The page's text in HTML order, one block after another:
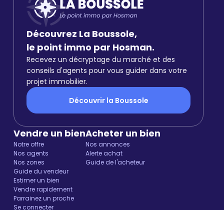
Découvrez La Boussole,
le point immo par Hosman.
Recevez un décryptage du marché et des
conseils d'agents pour vous guider dans votre
projet immobilier.
Découvrir la Boussole
Vendre un bien
Notre offre
Nos agents
Nos zones
Guide du vendeur
Estimer un bien
Vendre rapidement
Parrainez un proche
Se connecter
Acheter un bien
Nos annonces
Alerte achat
Guide de l'acheteur